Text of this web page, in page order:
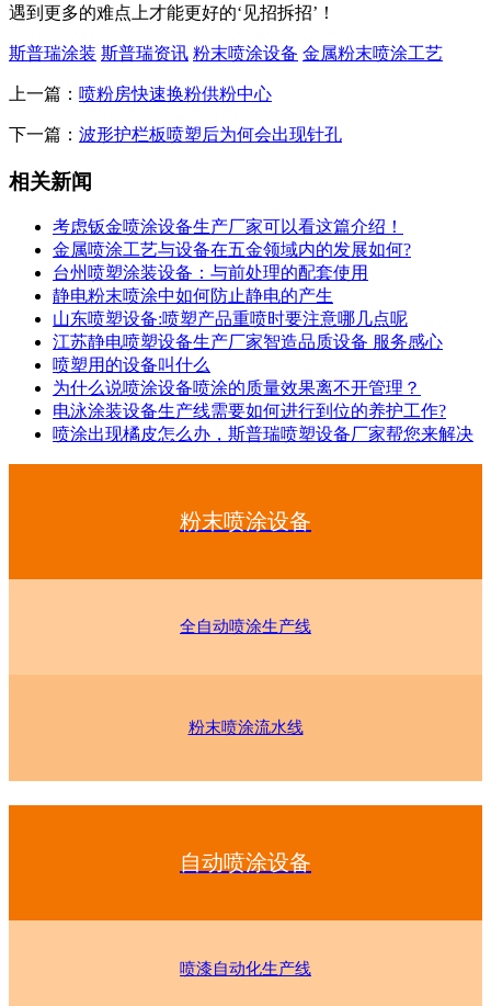
遇到更多的难点上才能更好的‘见招拆招’！
斯普瑞涂装 斯普瑞资讯 粉末喷涂设备 金属粉末喷涂工艺
上一篇： 喷粉房快速换粉供粉中心
下一篇： 波形护栏板喷塑后为何会出现针孔
相关新闻
考虑钣金喷涂设备生产厂家可以看这篇介绍！
金属喷涂工艺与设备在五金领域内的发展如何?
台州喷塑涂装设备：与前处理的配套使用
静电粉末喷涂中如何防止静电的产生
山东喷塑设备:喷塑产品重喷时要注意哪几点呢
江苏静电喷塑设备生产厂家智造品质设备 服务感心
喷塑用的设备叫什么
为什么说喷涂设备喷涂的质量效果离不开管理？
电泳涂装设备生产线需要如何进行到位的养护工作?
喷涂出现橘皮怎么办，斯普瑞喷塑设备厂家帮您来解决
粉末喷涂设备
全自动喷涂生产线
粉末喷涂流水线
自动喷涂设备
喷漆自动化生产线